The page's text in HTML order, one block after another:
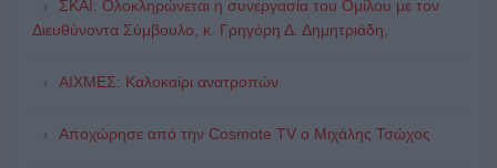
ΣΚΑΪ: Ολοκληρώνεται η συνεργασία του Ομίλου με τον
Διευθύνοντα Σύμβουλο, κ. Γρηγόρη Δ. Δημητριάδη,
ΑΙΧΜΕΣ: Καλοκαίρι ανατροπών
Αποχώρησε από την Cosmote TV o Μιχάλης Τσώχος